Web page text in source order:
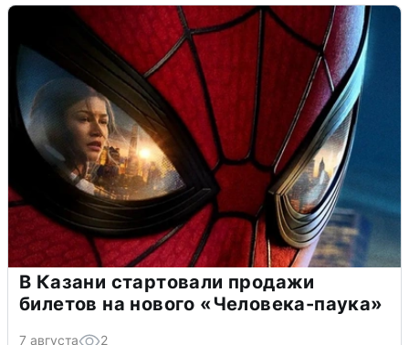
В Казани стартовали продажи
билетов на нового «Человека-паука»
7 августа 2